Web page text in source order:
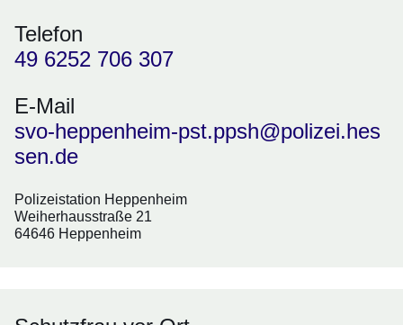
Telefon
49 6252 706 307
E-Mail
svo-heppenheim-pst.ppsh@polizei.hes
sen.de
Polizeistation Heppenheim
Weiherhausstraße 21
64646 Heppenheim